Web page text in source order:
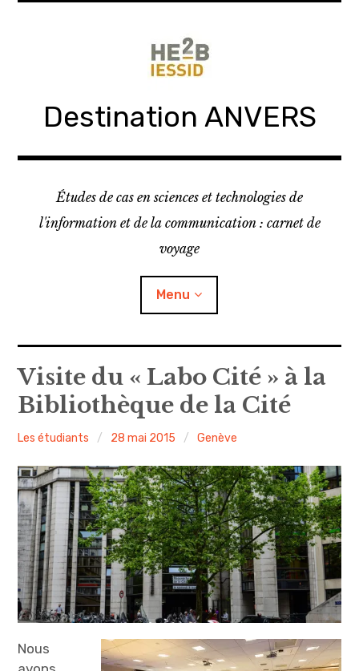
Destination ANVERS
Études de cas en sciences et technologies de
l'information et de la communication : carnet de
voyage
Menu
Amsterdam child
menu
Précédemment
child
menu
child
menu
child
menu
A propos
Visite du « Labo Cité » à la
Bibliothèque de la Cité
Les étudiants 28 mai 2015 Genève
Nous